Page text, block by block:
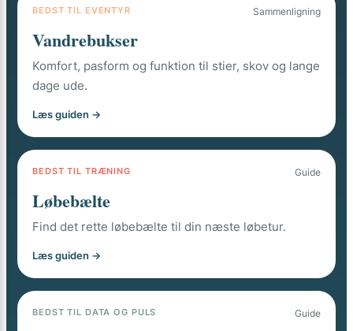
BEDST TIL EVENTYR Sammenligning
Vandrebukser
Komfort, pasform og funktion til stier, skov og lange
dage ude.
Læs guiden →
BEDST TIL TRÆNING Guide
Løbebælte
Find det rette løbebælte til din næste løbetur.
Læs guiden →
BEDST TIL DATA OG PULS Guide